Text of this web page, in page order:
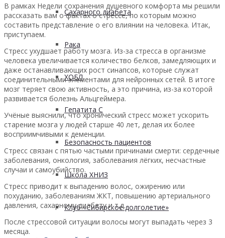
Сахарного диабета
Рака
ХОБЛ
Гепатита С
Безопасность пациентов
Школа ХНИЗ
Клуб «Сибирское долголетие»
В рамках Недели сохранения душевного комфорта мы решили
рассказать вам о фактах о стрессе, по которым можно
составить представление о его влиянии на человека. Итак,
приступаем.
Стресс ухудшает работу мозга. Из-за стресса в организме
человека увеличивается количество белков, замедляющих и
даже останавливающих рост синапсов, которые служат
соединительными элементами для нейронных сетей. В итоге
мозг теряет свою активность, а это причина, из-за которой
развивается болезнь Альцгеймера.
Учёные выяснили, что хронический стресс может ускорить
старение мозга у людей старше 40 лет, делая их более
восприимчивыми к деменции.
Стресс связан с пятью частыми причинами смерти: сердечные
заболевания, онкология, заболевания лёгких, несчастные
случаи и самоубийство.
Стресс приводит к выпадению волос, ожирению или
похуданию, заболеваниям ЖКТ, повышению артериального
давления, сахарному диабету и т.д.
После стрессовой ситуации волосы могут выпадать через 3
месяца.